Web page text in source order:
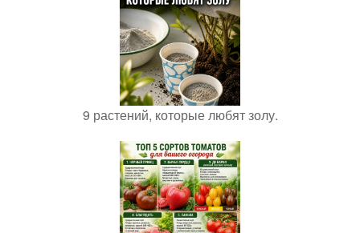
9 растений, которые любят золу.